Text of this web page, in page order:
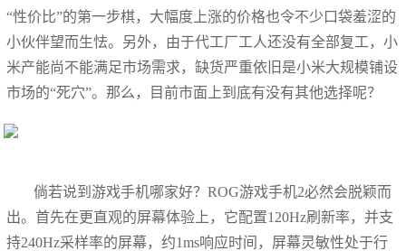
“性价比”的第一步棋，大幅度上涨的价格也令不少口袋羞涩的
小伙伴望而生怯。另外，由于代工厂工人还没有全部复工，小
米产能尚不能满足市场需求，缺货严重依旧是小米大规模铺设
市场的“死穴”。那么，目前市面上到底有没有其他选择呢？
倘若说到游戏手机哪家好？ROG游戏手机2必然会脱颖而
出。首先在更直观的屏幕体验上，它配置120Hz刷新率，并支
持240Hz采样率的屏幕，约1ms响应时间，屏幕灵敏性处于行